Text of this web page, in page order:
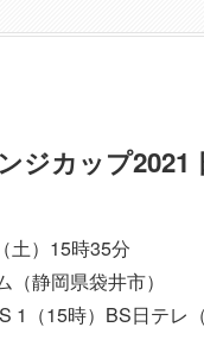
ジカップ2021
土）15時35分
静岡県袋井市）
1（15時）BS日テレ